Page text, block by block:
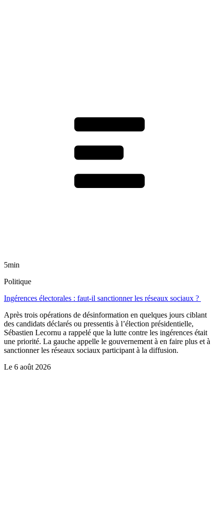
5min
Politique
Ingérences électorales : faut-il sanctionner les réseaux sociaux ?
Après trois opérations de désinformation en quelques jours ciblant
des candidats déclarés ou pressentis à l’élection présidentielle,
Sébastien Lecornu a rappelé que la lutte contre les ingérences était
une priorité. La gauche appelle le gouvernement à en faire plus et à
sanctionner les réseaux sociaux participant à la diffusion.
Le 6 août 2026